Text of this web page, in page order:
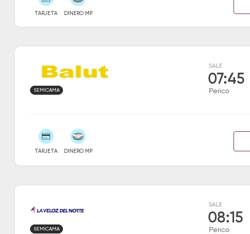
TARJETA DINERO MP
SALE
07:45
Perico
SEMICAMA
TARJETA DINERO MP
SALE
08:15
Perico
SEMICAMA